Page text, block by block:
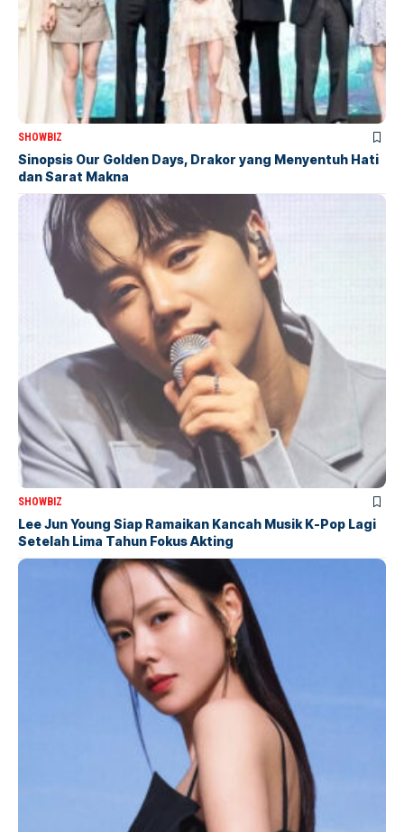
SHOWBIZ
Sinopsis Our Golden Days, Drakor yang Menyentuh Hati
dan Sarat Makna
SHOWBIZ
Lee Jun Young Siap Ramaikan Kancah Musik K-Pop Lagi
Setelah Lima Tahun Fokus Akting